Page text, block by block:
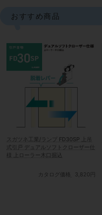
おすすめ商品
スガツネ工業/ランプ FD30SP 上吊
式引戸 デュアルソフトクローザー仕
様 上ローラー木口掘込
カタログ価格 3,820円